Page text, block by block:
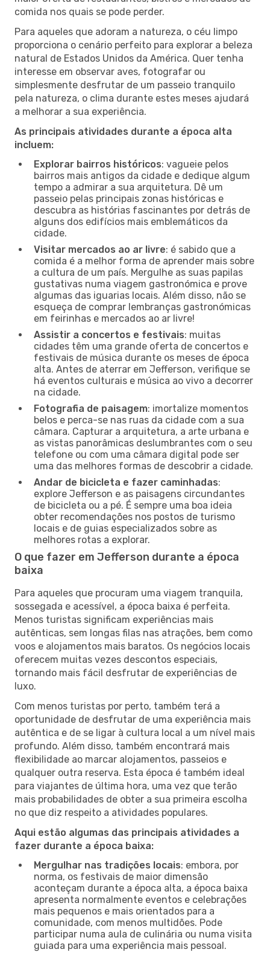
comida nos quais se pode perder.
Para aqueles que adoram a natureza, o céu limpo
proporciona o cenário perfeito para explorar a beleza
natural de Estados Unidos da América. Quer tenha
interesse em observar aves, fotografar ou
simplesmente desfrutar de um passeio tranquilo
pela natureza, o clima durante estes meses ajudará
a melhorar a sua experiência.
As principais atividades durante a época alta
incluem:
Explorar bairros históricos: vagueie pelos
bairros mais antigos da cidade e dedique algum
tempo a admirar a sua arquitetura. Dê um
passeio pelas principais zonas históricas e
descubra as histórias fascinantes por detrás de
alguns dos edifícios mais emblemáticos da
cidade.
Visitar mercados ao ar livre: é sabido que a
comida é a melhor forma de aprender mais sobre
a cultura de um país. Mergulhe as suas papilas
gustativas numa viagem gastronómica e prove
algumas das iguarias locais. Além disso, não se
esqueça de comprar lembranças gastronómicas
em feirinhas e mercados ao ar livre!
Assistir a concertos e festivais: muitas
cidades têm uma grande oferta de concertos e
festivais de música durante os meses de época
alta. Antes de aterrar em Jefferson, verifique se
há eventos culturais e música ao vivo a decorrer
na cidade.
Fotografia de paisagem: imortalize momentos
belos e perca-se nas ruas da cidade com a sua
câmara. Capturar a arquitetura, a arte urbana e
as vistas panorâmicas deslumbrantes com o seu
telefone ou com uma câmara digital pode ser
uma das melhores formas de descobrir a cidade.
Andar de bicicleta e fazer caminhadas:
explore Jefferson e as paisagens circundantes
de bicicleta ou a pé. É sempre uma boa ideia
obter recomendações nos postos de turismo
locais e de guias especializados sobre as
melhores rotas a explorar.
O que fazer em Jefferson durante a época
baixa
Para aqueles que procuram uma viagem tranquila,
sossegada e acessível, a época baixa é perfeita.
Menos turistas significam experiências mais
autênticas, sem longas filas nas atrações, bem como
voos e alojamentos mais baratos. Os negócios locais
oferecem muitas vezes descontos especiais,
tornando mais fácil desfrutar de experiências de
luxo.
Com menos turistas por perto, também terá a
oportunidade de desfrutar de uma experiência mais
autêntica e de se ligar à cultura local a um nível mais
profundo. Além disso, também encontrará mais
flexibilidade ao marcar alojamentos, passeios e
qualquer outra reserva. Esta época é também ideal
para viajantes de última hora, uma vez que terão
mais probabilidades de obter a sua primeira escolha
no que diz respeito a atividades populares.
Aqui estão algumas das principais atividades a
fazer durante a época baixa:
Mergulhar nas tradições locais: embora, por
norma, os festivais de maior dimensão
aconteçam durante a época alta, a época baixa
apresenta normalmente eventos e celebrações
mais pequenos e mais orientados para a
comunidade, com menos multidões. Pode
participar numa aula de culinária ou numa visita
guiada para uma experiência mais pessoal.